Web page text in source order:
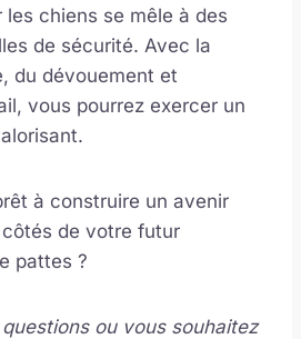
les chiens se mêle à des
de sécurité. Avec la
du dévouement et
vous pourrez exercer un
à construire un avenir
de votre futur
pattes ?
ou vous souhaitez